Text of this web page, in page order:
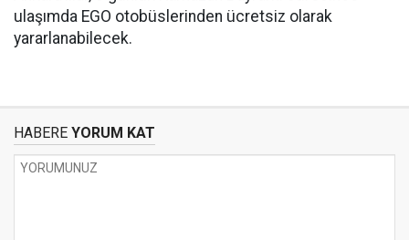
ulaşımda EGO otobüslerinden ücretsiz olarak
yararlanabilecek.
HABERE YORUM KAT